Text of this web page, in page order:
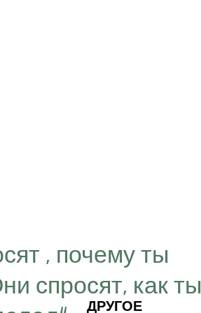
, почему ты
спросят, как ты
ДРУГОЕ